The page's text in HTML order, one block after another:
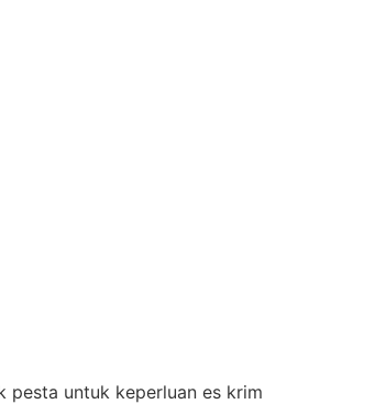
pesta untuk keperluan es krim